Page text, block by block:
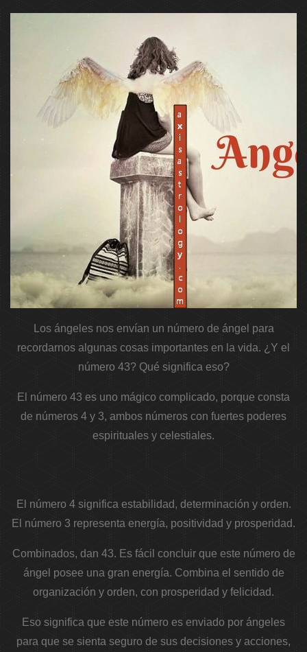
Los ángeles nos envían un número de ángel para
recordarnos algunas cosas importantes en la vida. ¿Y el
número 43? Qué significa eso?
El número 43 es uno mágico complicado, porque consta
de números 4 y 3, ambos números con fuertes poderes
espirituales y celestiales.
El número 4 significa estabilidad, determinación y orden.
El número 3 representa energía, positividad y prosperidad.
Combinados, dan 43. Es fácil concluir que este número de
ángel posee una gran energía. Combina el sentido de
organización y orden, con prosperidad y felicidad.
Eso significa que este número es enviado por ángeles
para que se sienta seguro de sus decisiones y acciones,